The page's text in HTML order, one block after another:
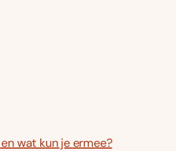
wat kun je ermee?